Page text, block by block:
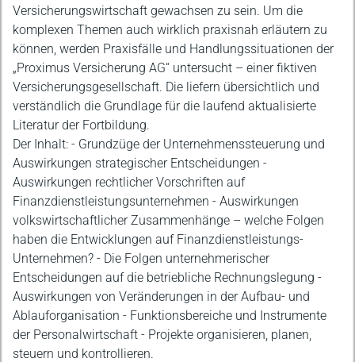
Versicherungswirtschaft gewachsen zu sein. Um die
komplexen Themen auch wirklich praxisnah erläutern zu
können, werden Praxisfälle und Handlungssituationen der
„Proximus Versicherung AG“ untersucht – einer fiktiven
Versicherungsgesellschaft. Die liefern übersichtlich und
verständlich die Grundlage für die laufend aktualisierte
Literatur der Fortbildung.
Der Inhalt: - Grundzüge der Unternehmenssteuerung und
Auswirkungen strategischer Entscheidungen -
Auswirkungen rechtlicher Vorschriften auf
Finanzdienstleistungsunternehmen - Auswirkungen
volkswirtschaftlicher Zusammenhänge – welche Folgen
haben die Entwicklungen auf Finanzdienstleistungs-
Unternehmen? - Die Folgen unternehmerischer
Entscheidungen auf die betriebliche Rechnungslegung -
Auswirkungen von Veränderungen in der Aufbau- und
Ablauforganisation - Funktionsbereiche und Instrumente
der Personalwirtschaft - Projekte organisieren, planen,
steuern und kontrollieren.